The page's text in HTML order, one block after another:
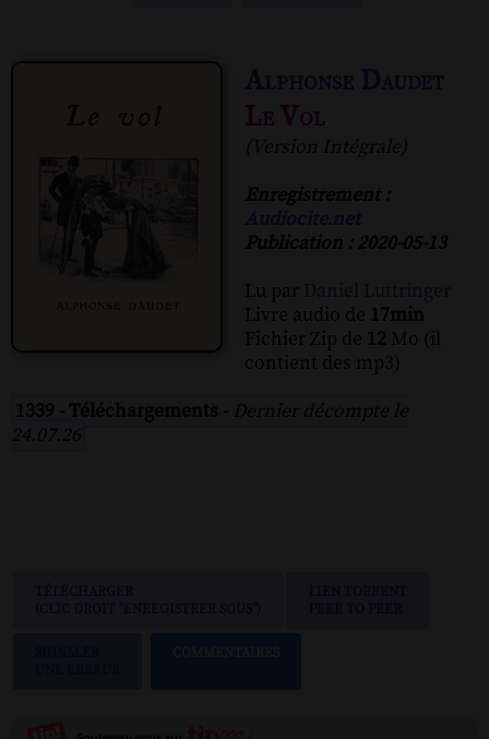
Le Vol
(Version Intégrale)
Enregistrement :
Publication : 2020-05-13
Lu par
Livre audio de 17min
Fichier Zip de 12 Mo (il
contient des mp3)
1339 - Téléchargements - Dernier décompte le
24.07.26